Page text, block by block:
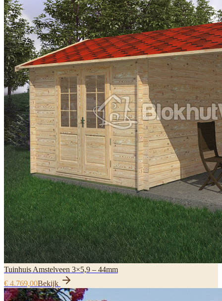
Tuinhuis Amstelveen 3×5,9 – 44mm
€ 4.769,00Bekijk